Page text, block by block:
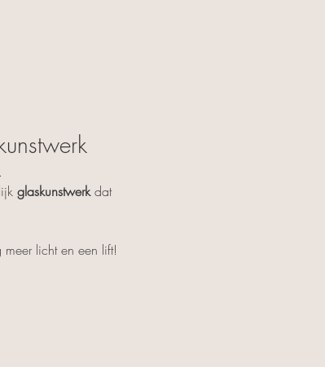
glaskunstwerk dat
licht en een lift!